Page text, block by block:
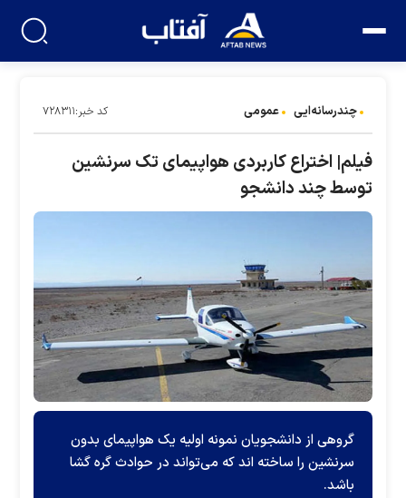
چندرسانه‌ایی عمومی کد خبر:۷۲۸۳۱۱
فیلم| اختراع کاربردی هواپیمای تک سرنشین
توسط چند دانشجو
گروهی از دانشجویان نمونه اولیه یک هواپیمای بدون
سرنشین را ساخته اند که می‌تواند در حوادث گره گشا
باشد.